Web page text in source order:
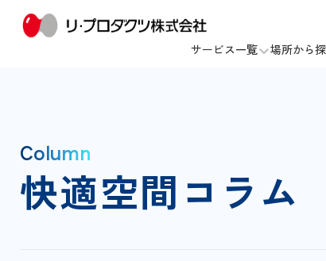
サービス一覧 場所から
Column
快適空間コラム